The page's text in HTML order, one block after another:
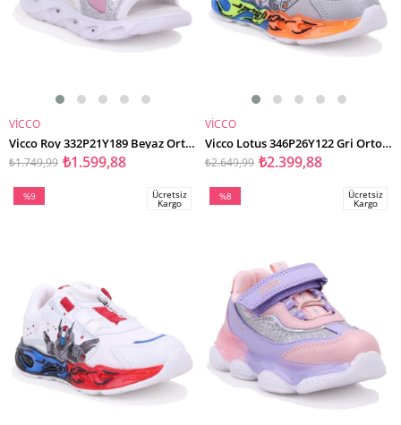
SEPETE EKLE
VİCCO
Vicco Roy 332P21Y189 Beyaz Ortopedik Günlük Kız Çocuk Spor Sandalet
₺1.599,88
₺1.749,99
SEPETE EKLE
VİCCO
Vicco Lotus 346P26Y122 Gri Ortopedik Günlük Işıklı Erkek Çocuk Spor Ayakkabı
₺2.399,88
₺2.649,99
%9
Ücretsiz
Kargo
%8
Ücretsiz
Kargo